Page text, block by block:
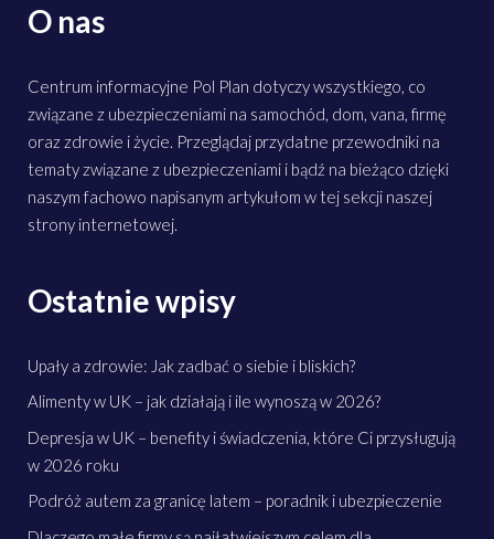
O nas
Centrum informacyjne Pol Plan dotyczy wszystkiego, co
związane z ubezpieczeniami na samochód, dom, vana, firmę
oraz zdrowie i życie. Przeglądaj przydatne przewodniki na
tematy związane z ubezpieczeniami i bądź na bieżąco dzięki
naszym fachowo napisanym artykułom w tej sekcji naszej
strony internetowej.
Ostatnie wpisy
Upały a zdrowie: Jak zadbać o siebie i bliskich?
Alimenty w UK – jak działają i ile wynoszą w 2026?
Depresja w UK – benefity i świadczenia, które Ci przysługują
w 2026 roku
Podróż autem za granicę latem – poradnik i ubezpieczenie